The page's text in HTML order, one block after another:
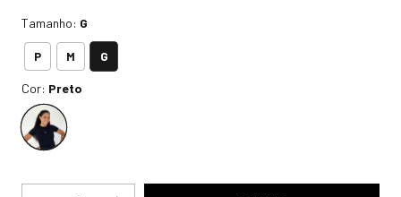
Tamanho: G
P M G
Cor: Preto